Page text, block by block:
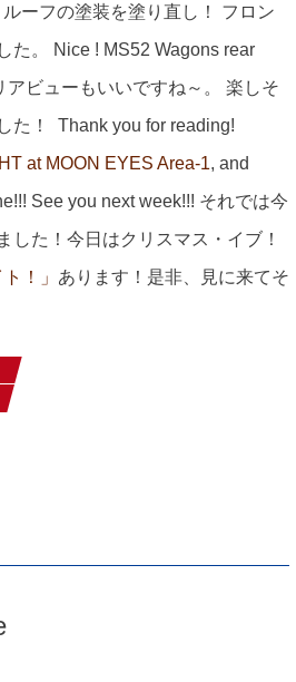
ーフの塗装を塗り直し！ フロン
た。
Nice ! MS52 Wagons rear
ビューもいいですね～。 楽しそ
た！ Thank you for reading!
at MOON EYES Area-1, and
See you next week!!! それでは今
した！今日はクリスマス・イブ！
！」 あります！是非、見に来てそ